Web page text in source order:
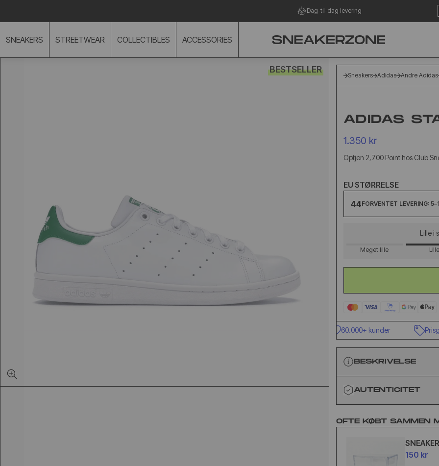
Dag-til-dag levering
SNEAKERS STREETWEAR COLLECTIBLES ACCESSORIES
BESTSELLER
Sneakers Adidas Andre Adidas
ADIDAS
1.350 kr
Optjen 2,700 Point hos Club
EU STØRRELSE
44FORVENTET LEVERING:
Lille i
Meget lille Lille
60.000+ kunder
BESKRIVELSE
AUTENTICITET
OFTE KØBT SAMMEN
150 kr